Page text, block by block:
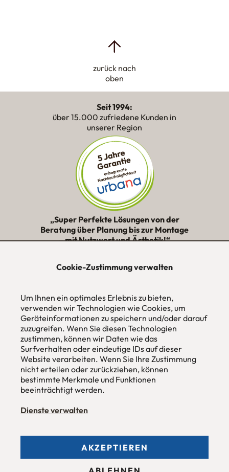
Cookie-Zustimmung verwalten
Um Ihnen ein optimales Erlebnis zu bieten,
verwenden wir Technologien wie Cookies, um
Geräteinformationen zu speichern und/oder darauf
zuzugreifen. Wenn Sie diesen Technologien
zustimmen, können wir Daten wie das
Surfverhalten oder eindeutige IDs auf dieser
Website verarbeiten. Wenn Sie Ihre Zustimmung
nicht erteilen oder zurückziehen, können
bestimmte Merkmale und Funktionen
beeinträchtigt werden.
Dienste verwalten
AKZEPTIEREN
zurück nach
oben
Seit 1994:
über 15.000 zufriedene Kunden in
unserer Region
„Super Perfekte Lösungen von der
Beratung über Planung bis zur Montage
– mit Nutzwert und Ästhetik!“
Individuelles Wohndesign
ohne Mehrpreis nach Maß
Hans Pinsel-Str. 1
im DreierHaus
85540Haar / München
089 / 420 44 535
Fax
089 / 456 00 646
E-Mail
mail@urbana-moebel.de
Öffnungszeiten des
Montag bis Freitag 09:30 — 18:30 Uhr
Samstag 09:30 -16:00 Uhr
Allgemeine Geschäftsbedingungen (AGB)